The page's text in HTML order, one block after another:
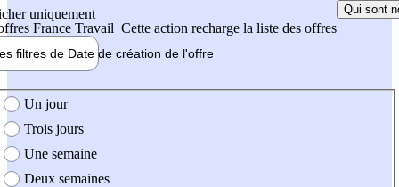
uniquement
France Travail Cette action recharge la liste des offres
Qui sont
filtres de Date de création de l'offre
création de l'offre
Un jour
Trois jours
Une semaine
Deux semaines